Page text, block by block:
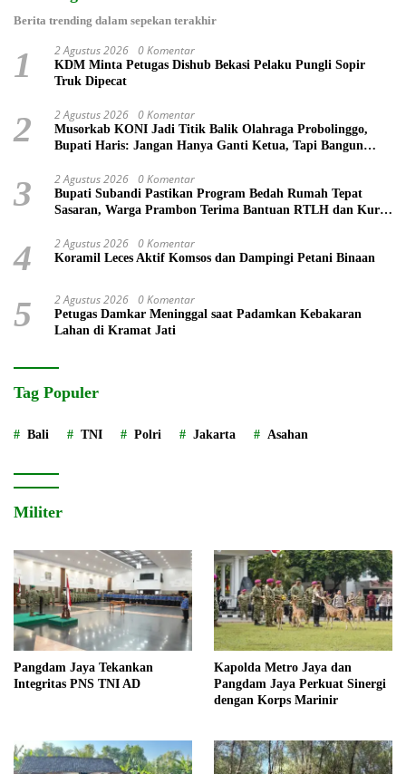
Berita trending dalam sepekan terakhir
1 2 Agustus 2026 0 Komentar
KDM Minta Petugas Dishub Bekasi Pelaku Pungli Sopir
Truk Dipecat
2 2 Agustus 2026 0 Komentar
Musorkab KONI Jadi Titik Balik Olahraga Probolinggo,
Bupati Haris: Jangan Hanya Ganti Ketua, Tapi Bangun
3 2 Agustus 2026 0 Komentar
Bupati Subandi Pastikan Program Bedah Rumah Tepat
Sasaran, Warga Prambon Terima Bantuan RTLH dan Kursi
4 2 Agustus 2026 0 Komentar
Koramil Leces Aktif Komsos dan Dampingi Petani Binaan
5 2 Agustus 2026 0 Komentar
Petugas Damkar Meninggal saat Padamkan Kebakaran
Lahan di Kramat Jati
Tag Populer
Bali TNI Polri Jakarta Asahan
Militer
Pangdam Jaya Tekankan
Integritas PNS TNI AD
Kapolda Metro Jaya dan
Pangdam Jaya Perkuat Sinergi
dengan Korps Marinir